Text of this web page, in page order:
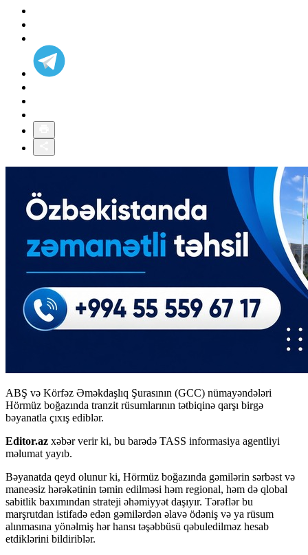
ABŞ və Körfəz Əməkdaşlıq Şurasının (GCC) nümayəndələri
Hörmüz boğazında tranzit rüsumlarının tətbiqinə qarşı birgə
bəyanatla çıxış ediblər.
Editor.az xəbər verir ki, bu barədə TASS informasiya agentliyi
məlumat yayıb.
Bəyanatda qeyd olunur ki, Hörmüz boğazında gəmilərin sərbəst və
maneəsiz hərəkətinin təmin edilməsi həm regional, həm də qlobal
sabitlik baxımından strateji əhəmiyyət daşıyır. Tərəflər bu
marşrutdan istifadə edən gəmilərdən əlavə ödəniş və ya rüsum
alınmasına yönəlmiş hər hansı təşəbbüsü qəbuledilməz hesab
etdiklərini bildiriblər.